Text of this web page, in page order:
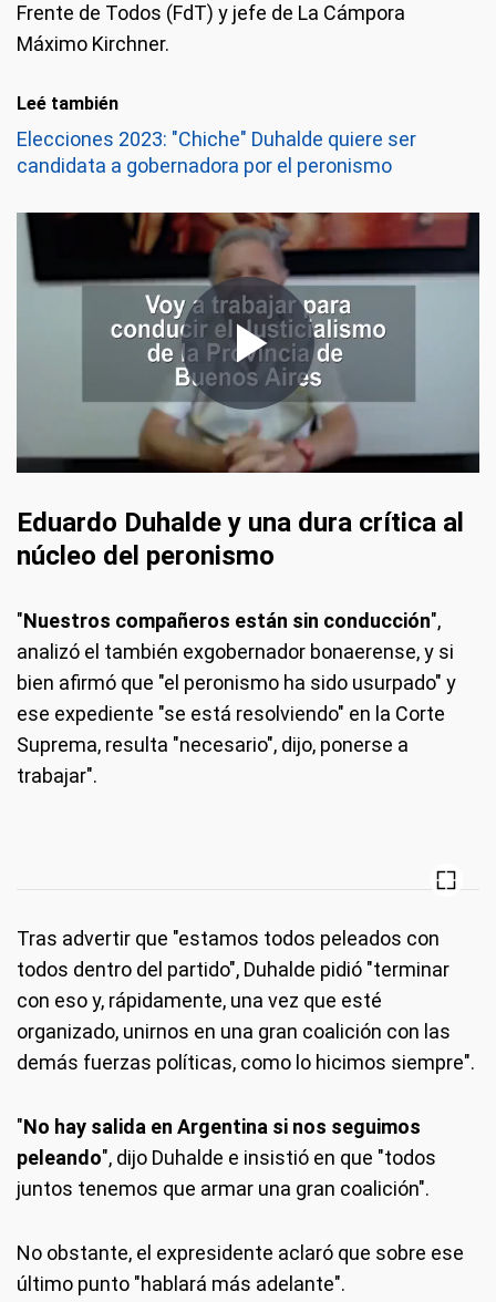
Frente de Todos (FdT) y jefe de La Cámpora
Máximo Kirchner.
Leé también
Elecciones 2023: "Chiche" Duhalde quiere ser
candidata a gobernadora por el peronismo
Eduardo Duhalde y una dura crítica al
núcleo del peronismo
"Nuestros compañeros están sin conducción",
analizó el también exgobernador bonaerense, y si
bien afirmó que "el peronismo ha sido usurpado" y
ese expediente "se está resolviendo" en la Corte
Suprema, resulta "necesario", dijo, ponerse a
trabajar".
Tras advertir que "estamos todos peleados con
todos dentro del partido", Duhalde pidió "terminar
con eso y, rápidamente, una vez que esté
organizado, unirnos en una gran coalición con las
demás fuerzas políticas, como lo hicimos siempre".
"No hay salida en Argentina si nos seguimos
peleando", dijo Duhalde e insistió en que "todos
juntos tenemos que armar una gran coalición".
No obstante, el expresidente aclaró que sobre ese
último punto "hablará más adelante".